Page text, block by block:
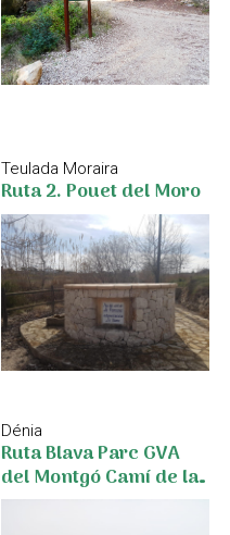
Teulada Moraira
Ruta 2. Pouet del Moro
Dénia
Ruta Blava Parc GVA
del Montgó Camí de la
Colònia - Cova del